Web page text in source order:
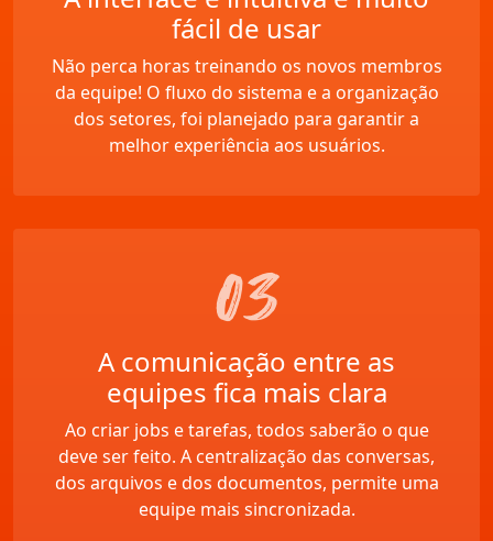
fácil de usar
Não perca horas treinando os novos membros
da equipe! O fluxo do sistema e a organização
dos setores, foi planejado para garantir a
melhor experiência aos usuários.
A comunicação entre as
equipes fica mais clara
Ao criar jobs e tarefas, todos saberão o que
deve ser feito. A centralização das conversas,
dos arquivos e dos documentos, permite uma
equipe mais sincronizada.